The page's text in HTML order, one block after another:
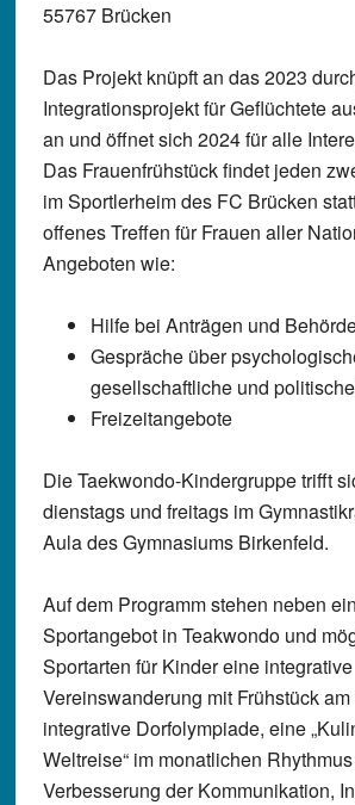
55767 Brücken
Das Projekt knüpft an das 2023
Integrationsprojekt für Geflüchtete
an und öffnet sich 2024 für alle
Das Frauenfrühstück findet jeden
im Sportlerheim des FC Brücken
offenes Treffen für Frauen aller
Angeboten wie:
Hilfe bei Anträgen und
Gespräche über
gesellschaftliche und
Freizeitangebote
Die Taekwondo-Kindergruppe trifft
dienstags und freitags im
Aula des Gymnasiums Birkenfeld.
Auf dem Programm stehen neben
Sportangebot in Teakwondo und
Sportarten für Kinder eine integrative
Vereinswanderung mit Frühstück
integrative Dorfolympiade, eine
Weltreise“ im monatlichen
Verbesserung der Kommunikation,